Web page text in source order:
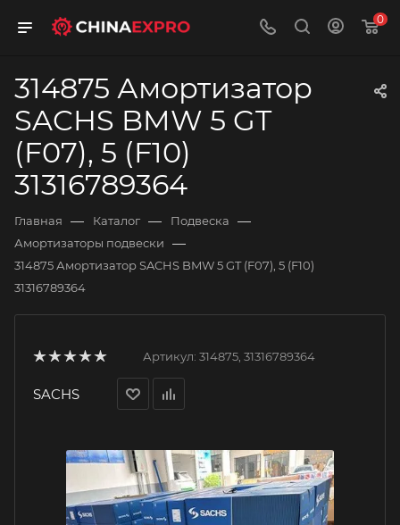
0
314875 Амортизатор
SACHS BMW 5 GT
(F07), 5 (F10)
31316789364
Главная — Каталог — Подвеска —
Амортизаторы подвески —
314875 Амортизатор SACHS BMW 5 GT (F07), 5 (F10)
31316789364
Артикул: 314875, 31316789364
SACHS